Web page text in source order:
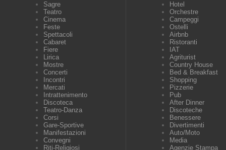
Sagre
Teatro
Cinema
Feste
Spettacoli
Cabaret
Fiere
Lirica
Mostre
Concerti
Incontri
Mercati
Intrattenimento
Discoteca
Teatro-Danza
Corsi
Gare-Sportive
Manifestazioni
Convegni
Riti-Religiosi
Hotel
Orchestre
Campeggi
Ostelli
Airbnb
Ristoranti
IAT
Agriturist
Country House
Bed & Breakfast
Shopping
Pizzerie
Pub
After Dinner
Discoteche
Benessere
Divertimenti
Auto/Moto
Media
Agenzie Stampa